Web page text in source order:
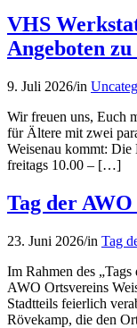
VHS
Angeboten zu
9. Juli 2026/in
Wir freuen uns, Euch
für Ältere mit zwei
Weisenau kommt: Die
freitags 10.00 – […]
Tag der
23. Juni 2026/in Tag
Im Rahmen des
AWO Ortsvereins
Stadtteils feierlich
Rövekamp, die den